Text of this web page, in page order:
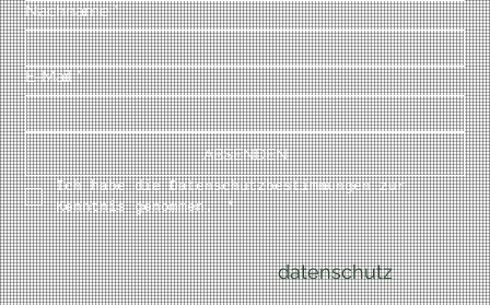
Nachname *
E-Mail *
ABSENDEN
Ich habe die Datenschutzbestimmungen zur
Kenntnis genommen. *
datenschutz